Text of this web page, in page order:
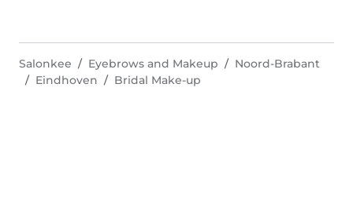
Salonkee Eyebrows and Makeup
Noord-Brabant
Eindhoven
Bridal Make-up